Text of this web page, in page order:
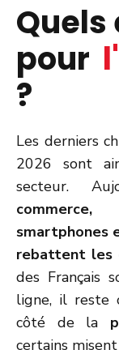
Quels
pour
?
Les derniers
2026 sont
secteur.
smartphones
rebattent les
des Français
ligne, il reste
côté de la
certains